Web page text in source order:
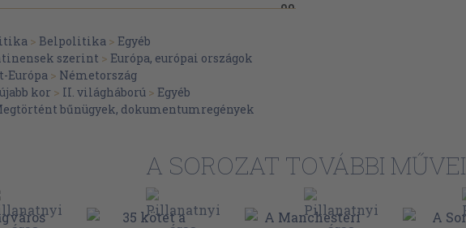
90
engem..."
árulás gyümölcse
> Belpolitika > Egyéb
szerint > Európa, európai országok
Európa > Németország
kor > II. világháború > Egyéb
bűnügyek, dokumentumregények
A SOROZAT TOVÁBBI MŰVEI